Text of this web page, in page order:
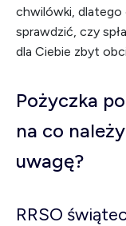
chwilówki, dlatego
sprawdzić, czy
dla Ciebie zbyt
Pożyczka
na co
uwagę?
RRSO